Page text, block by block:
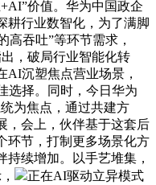
价值。华为中国政企
耕行业数智化，为了满脚
高吞吐”等环节需求，
，破局行业智能化转
AI沉塑焦点营业场景，
选择。同时，今日华为
为焦点，通过共建方
，会上，伙伴基于这套后
环节，打制更多场景化方
续增加。以手艺堆集，
正在AI驱动立异模式